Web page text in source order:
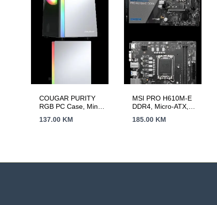
COUGAR PURITY
RGB PC Case, Mini
137.00 KM
MSI PRO H610M-E
DDR4, Micro-ATX,
Channel DDR4
Gen 1, 4x USB 2.0,
185.00 KM